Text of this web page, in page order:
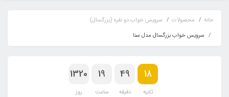
خانه محصولات
سرویس خواب دو نفره (بزرگسال)
سرویس خواب بزرگسال مدل سنا
1320
روز
19
ساعت
49
دقیقه
18
ثانیه